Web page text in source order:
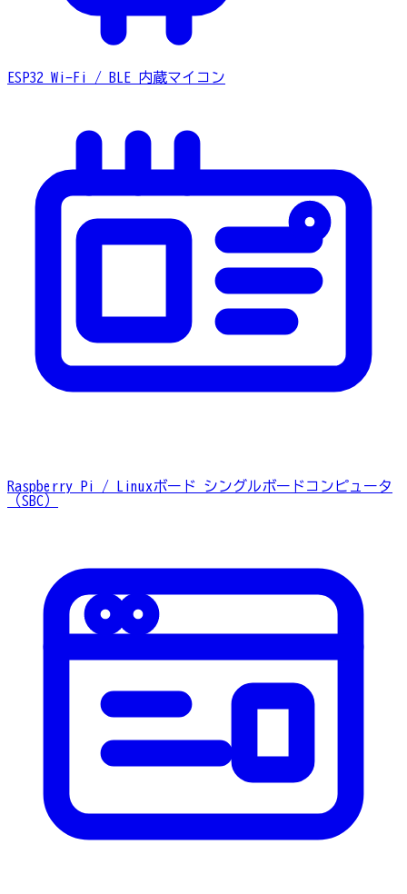
ESP32 Wi-Fi / BLE 内蔵マイコン
Raspberry Pi / Linuxボード
シングルボードコンピュータ
（SBC）